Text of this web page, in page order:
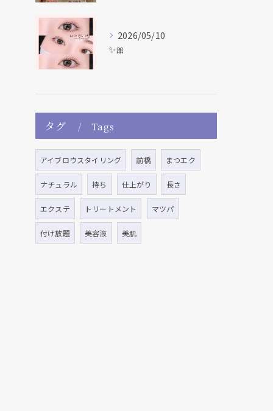
2026/05/10
✨🎀
タグ Tags
アイブロウスタイリング 前橋 まつエク
ナチュラル 持ち 仕上がり 長さ
エクステ トリートメント マツパ
付け放題 美容液 美肌